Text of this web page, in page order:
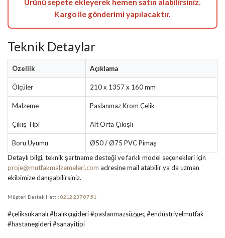
Ürünü sepete ekleyerek hemen satın alabilirsiniz.
Kargo ile gönderimi yapılacaktır.
Teknik Detaylar
Özellik Açıklama
Ölçüler 210 x 1357 x 160 mm
Malzeme Paslanmaz Krom Çelik
Çıkış Tipi Alt Orta Çıkışlı
Boru Uyumu
Ø50 / Ø75 PVC Pimaş
Detaylı bilgi, teknik şartname desteği ve farklı model seçenekleri için
proje@mutfakmalzemeleri.com adresine mail atabilir ya da uzman
ekibimize danışabilirsiniz.
Müşteri Destek Hattı: 0212 237 07 51
#çeliksukanalı #balıkçıgideri #paslanmazsüzgeç #endüstriyelmutfak
#hastanegideri #sanayitipi